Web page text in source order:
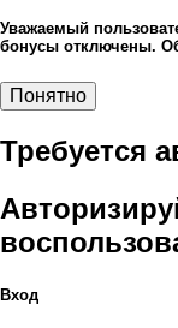
Уважаемый
бонусы отключены.
Понятно
Требуется
Вход